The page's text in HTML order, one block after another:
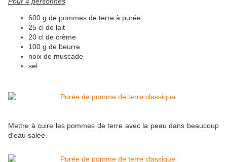
600 g de pommes de terre à purée
25 cl de lait
20 cl de crème
100 g de beurre
noix de muscade
sel
Mettre à cuire les pommes de terre avec la peau dans beaucoup
d'eau salée.